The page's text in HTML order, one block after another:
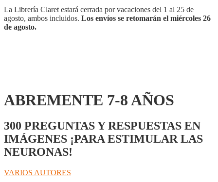
La Librería Claret estará cerrada por vacaciones del 1 al 25 de
agosto, ambos incluidos. Los envíos se retomarán el miércoles 26
de agosto.
ABREMENTE 7-8 AÑOS
300 PREGUNTAS Y RESPUESTAS EN
IMÁGENES ¡PARA ESTIMULAR LAS
NEURONAS!
VARIOS AUTORES